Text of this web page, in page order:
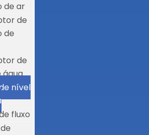
de ar
de
de
de
água
nível
fluxo